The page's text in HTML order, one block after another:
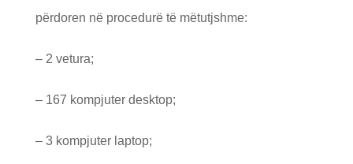
përdoren në procedurë të mëtutjshme:
– 2 vetura;
– 167 kompjuter desktop;
– 3 kompjuter laptop;